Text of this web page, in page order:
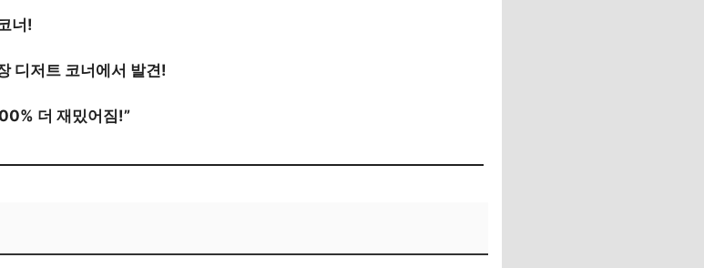
너!
디저트 코너에서 발견!
더 재밌어짐!”